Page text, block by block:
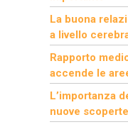
La buona
a livello
Rapporto
accende le
L’importanza
nuove